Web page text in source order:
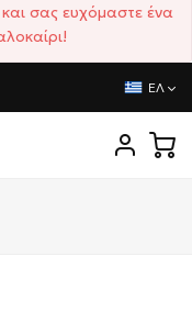
σας ευχόμαστε ένα
ΕΛ